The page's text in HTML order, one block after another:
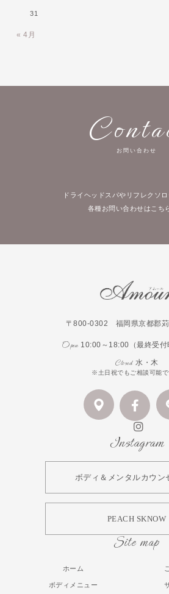
31
« 4月
お問い合わせ
ドライヘッドスパやリフレクソ
各種お問い合わせはこち
〒800-0302 福岡県京都郡苅
Open 10:00～18:00（最終受付
Closed 水・木
※土日祝でもご相談可能で
Instagram
ボディ＆メンタルカウン
PEACH SKNOW
Site map
ホーム
ボディメニュー